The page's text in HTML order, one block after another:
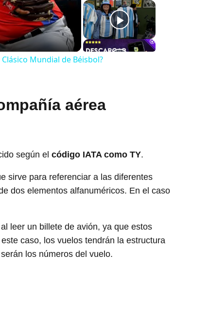
Mundial de Béisbol?
aérea
según el código IATA como TY.
sirve para referenciar a las diferentes
dos elementos alfanuméricos. En el caso
leer un billete de avión, ya que estos
caso, los vuelos tendrán la estructura
los números del vuelo.